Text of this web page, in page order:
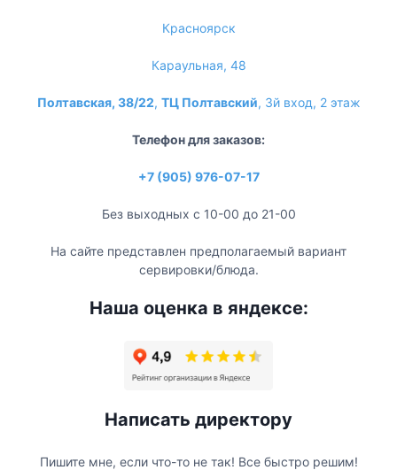
Красноярск
Караульная, 48
Полтавская, 38/22, ТЦ Полтавский, 3й вход, 2 этаж
Телефон для заказов:
+7 (905) 976-07-17
Без выходных с 10-00 до 21-00
На сайте представлен предполагаемый вариант
сервировки/блюда.
Наша оценка в яндексе:
Написать директору
Пишите мне, если что-то не так! Все быстро решим!